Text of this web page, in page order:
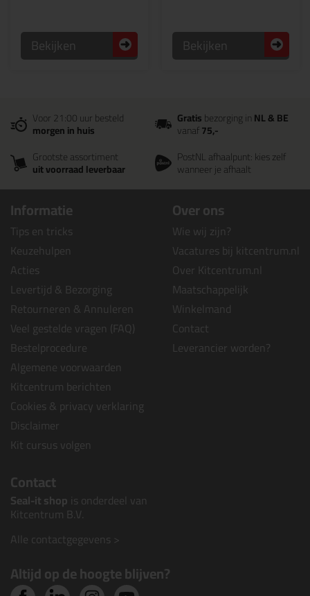
Bekijken Bekijken
Voor 21:00 uur besteld
morgen in huis
Gratisbezorging inNL & BE
vanaf75,-
Grootste assortiment
uit voorraad leverbaar
PostNL afhaalpunt: kies zelf
wanneer je afhaalt
Informatie
Tips en tricks
Keuzehulpen
Acties
Levertijd & Bezorging
Retourneren & Annuleren
Veel gestelde vragen (FAQ)
Bestelprocedure
Algemene voorwaarden
Kitcentrum berichten
Cookies & privacy verklaring
Disclaimer
Kit cursus volgen
Over ons
Wie wij zijn?
Vacatures bij kitcentrum.nl
Over Kitcentrum.nl
Maatschappelijk
Winkelmand
Contact
Leverancier worden?
Contact
Seal-it shop is onderdeel van
Kitcentrum B.V.
Alle contactgegevens >
Altijd op de hoogte blijven?